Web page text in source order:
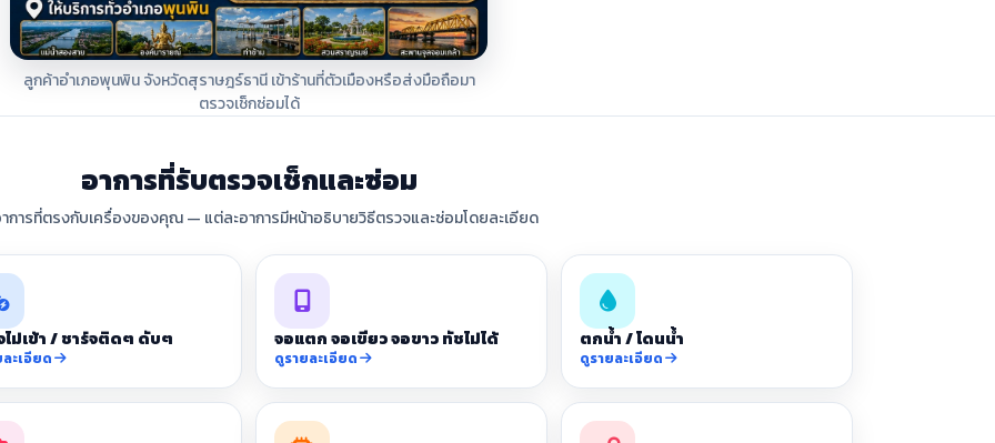
ลูกค้าอำเภอพุนพิน จังหวัดสุราษฎร์ธานี เข้าร้านที่ตัวเมืองหรือส่งมือถือมา
ตรวจเช็กซ่อมได้
อาการที่รับตรวจเช็กและซ่อม
การที่ตรงกับเครื่องของคุณ — แต่ละอาการมีหน้าอธิบายวิธีตรวจและซ่อมโดยละเอียด
ไม่เข้า / ชาร์จติดๆ ดับๆ
ะเอียด
จอแตก จอเขียว จอขาว ทัชไม่ได้
ดูรายละเอียด
ตกน้ำ / โดนน้ำ
ดูรายละเอียด